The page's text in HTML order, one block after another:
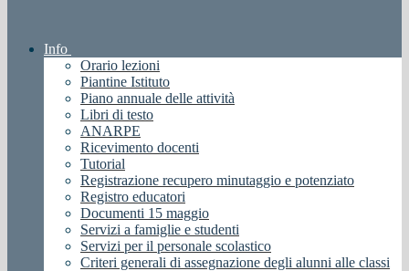
Info
Orario lezioni
Piantine Istituto
Piano annuale delle attività
Libri di testo
ANARPE
Ricevimento docenti
Tutorial
Registrazione recupero minutaggio e potenziato
Registro educatori
Documenti 15 maggio
Servizi a famiglie e studenti
Servizi per il personale scolastico
Criteri generali di assegnazione degli alunni alle classi